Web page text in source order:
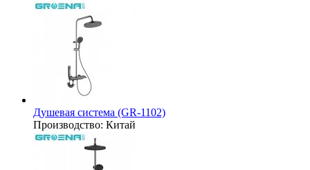
Душевая система (GR-1102)
Производство: Китай